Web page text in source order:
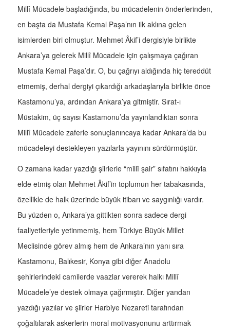
Millî Mücadele başladığında, bu mücadelenin önderlerinden,
en başta da Mustafa Kemal Paşa’nın ilk aklına gelen
isimlerden biri olmuştur. Mehmet Âkif’i dergisiyle birlikte
Ankara’ya gelerek Millî Mücadele için çalışmaya çağıran
Mustafa Kemal Paşa’dır. O, bu çağrıyı aldığında hiç tereddüt
etmemiş, derhal dergiyi çıkardığı arkadaşlarıyla birlikte önce
Kastamonu’ya, ardından Ankara’ya gitmiştir. Sırat-ı
Müstakim, üç sayısı Kastamonu’da yayınlandıktan sonra
Millî Mücadele zaferle sonuçlanıncaya kadar Ankara’da bu
mücadeleyi destekleyen yazılarla yayınını sürdürmüştür.
O zamana kadar yazdığı şiirlerle “millî şair” sıfatını hakkıyla
elde etmiş olan Mehmet Âkif’in toplumun her tabakasında,
özellikle de halk üzerinde büyük itibarı ve saygınlığı vardır.
Bu yüzden o, Ankara’ya gittikten sonra sadece dergi
faaliyetleriyle yetinmemiş, hem Türkiye Büyük Millet
Meclisinde görev almış hem de Ankara’nın yanı sıra
Kastamonu, Balıkesir, Konya gibi diğer Anadolu
şehirlerindeki camilerde vaazlar vererek halkı Millî
Mücadele’ye destek olmaya çağırmıştır. Diğer yandan
yazdığı yazılar ve şiirler Harbiye Nezareti tarafından
çoğaltılarak askerlerin moral motivasyonunu arttırmak